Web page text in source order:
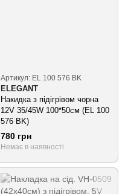
Артикул: EL 100 576 BK
ELEGANT
Накидка з підігрівом чорна
12V 35/45W 100*50см (EL 100
576 BK)
780 грн
Немає в наявності